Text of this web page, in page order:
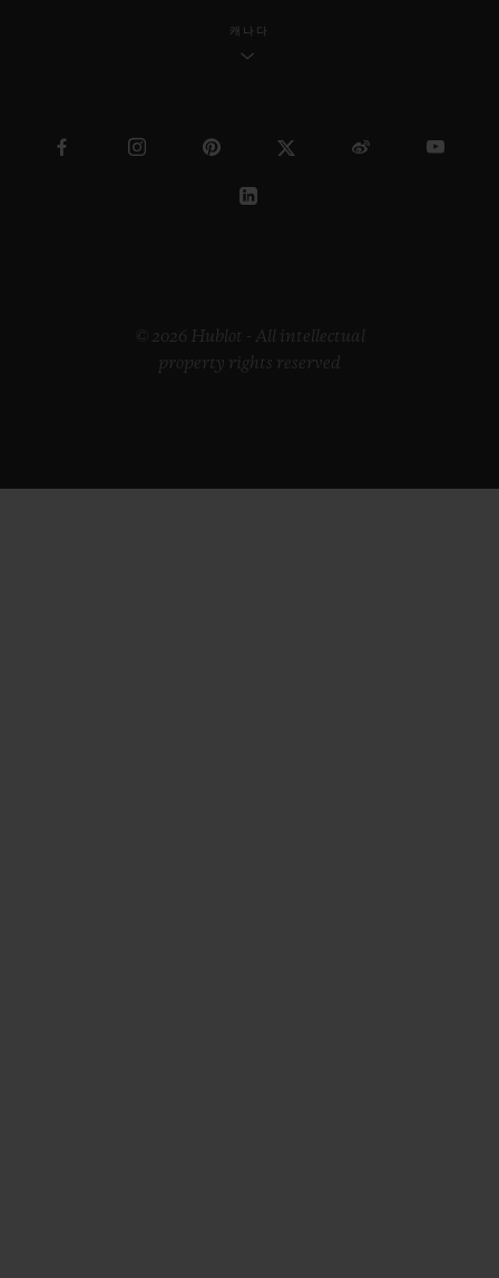
캐나다
© 2026 Hublot - All intellectual
property rights reserved